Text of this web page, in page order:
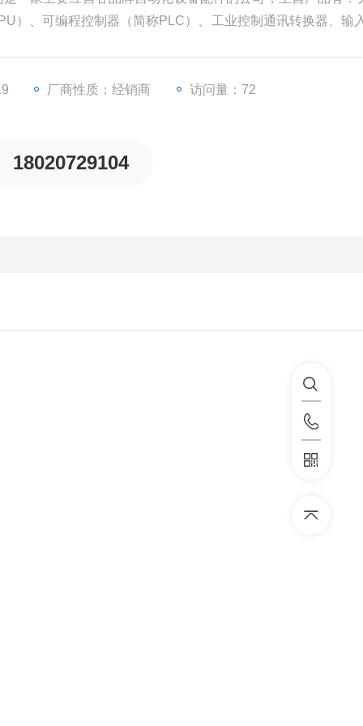
）、可编程控制器（简称PLC）、工业控制通讯转换器、输
厂商性质：经销商 访问量：72
18020729104